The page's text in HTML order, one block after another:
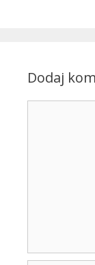
Dodaj